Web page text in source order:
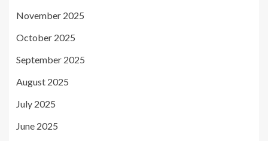
November 2025
October 2025
September 2025
August 2025
July 2025
June 2025